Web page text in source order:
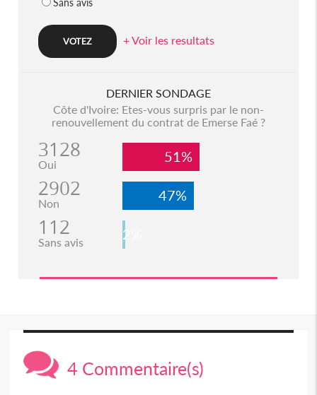
Sans avis
+ Voir les resultats
DERNIER SONDAGE
Côte d'Ivoire: Etes-vous surpris par le non-
renouvellement du contrat de Emerse Faé ?
3128
Oui 51%
2902
Non 47%
112
Sans avis 2%
4 Commentaire(s)